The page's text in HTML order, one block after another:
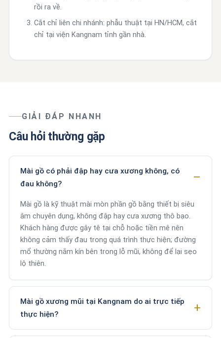
rồi ra về.
Cắt chỉ liên chi nhánh: phẫu thuật tại HN/HCM, cắt
chỉ tại viện Kangnam tỉnh gần nhà.
GIẢI ĐÁP NHANH
Câu hỏi thường gặp
Mài gồ có phải đập hay cưa xương không, có
đau không?
Mài gồ là kỹ thuật mài mòn phần gồ bằng thiết bị siêu
âm chuyên dụng, không đập hay cưa xương thô bạo.
Khách hàng được gây tê tại chỗ hoặc tiền mê nên
không cảm thấy đau trong quá trình thực hiện; đường
mổ thường nằm kín bên trong lỗ mũi, không để lại sẹo
lộ thiên.
Mài gồ xương mũi tại Kangnam do ai trực tiếp
thực hiện?